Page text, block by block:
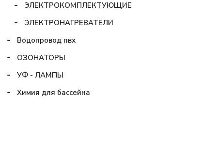
ЭЛЕКТРОКОМПЛЕКТУЮЩИЕ
ЭЛЕКТРОНАГРЕВАТЕЛИ
Водопровод пвх
ОЗОНАТОРЫ
УФ - ЛАМПЫ
Химия для бассейна